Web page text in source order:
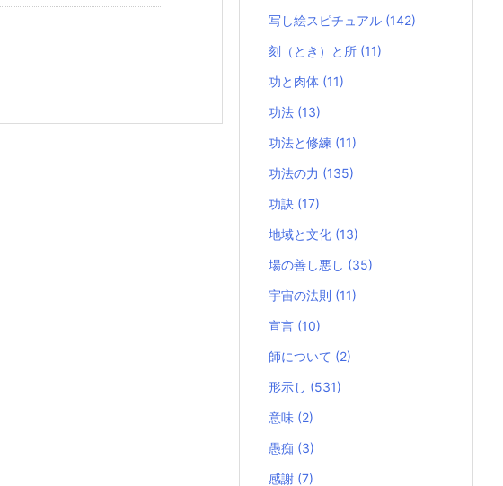
写し絵スピチュアル (142)
刻（とき）と所 (11)
功と肉体 (11)
功法 (13)
功法と修練 (11)
功法の力 (135)
功訣 (17)
地域と文化 (13)
場の善し悪し (35)
宇宙の法則 (11)
宣言 (10)
師について (2)
形示し (531)
意味 (2)
愚痴 (3)
感謝 (7)